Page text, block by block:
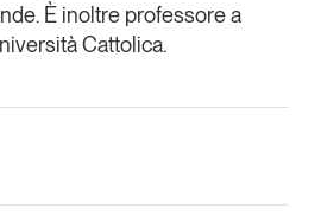
È inoltre professore a
Cattolica.